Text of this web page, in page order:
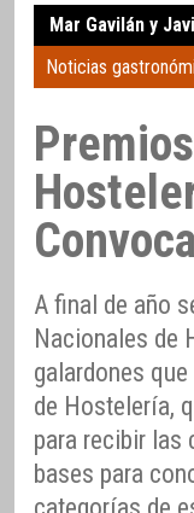
Mar Gavilán y
Noticias
A final de año
Nacionales de
galardones
de Hostelería,
para recibir las
bases para